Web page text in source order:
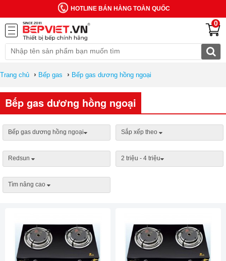
HOTLINE BÁN HÀNG TOÀN QUỐC
0
Trang chủ › Bếp gas › Bếp gas dương hồng ngoại
Bếp gas dương hồng ngoại
Bếp gas dương hồng ngoại Sắp xếp theo
Redsun 2 triệu - 4 triệu
Tìm nâng cao